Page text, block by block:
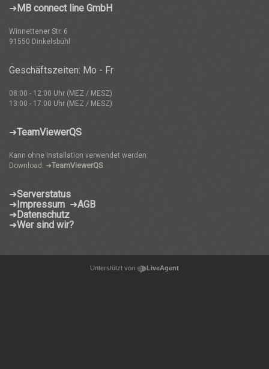
➜ MB connect line GmbH
Winnettener Str. 6
91550 Dinkelsbühl
Geschäftszeiten: Mo - Fr
08:00 - 12:00 Uhr (MEZ / MESZ)
13:00 - 17:00 Uhr (MEZ / MESZ)
➜TeamViewerQS
Kann ohne Installation verwendet werden:
Download: ➜TeamViewerQS
➜Serverstatus
➜Impressum ➜AGB
➜ Datenschutz
➜Wer sind wir?
Unterstützt von LiveAgent